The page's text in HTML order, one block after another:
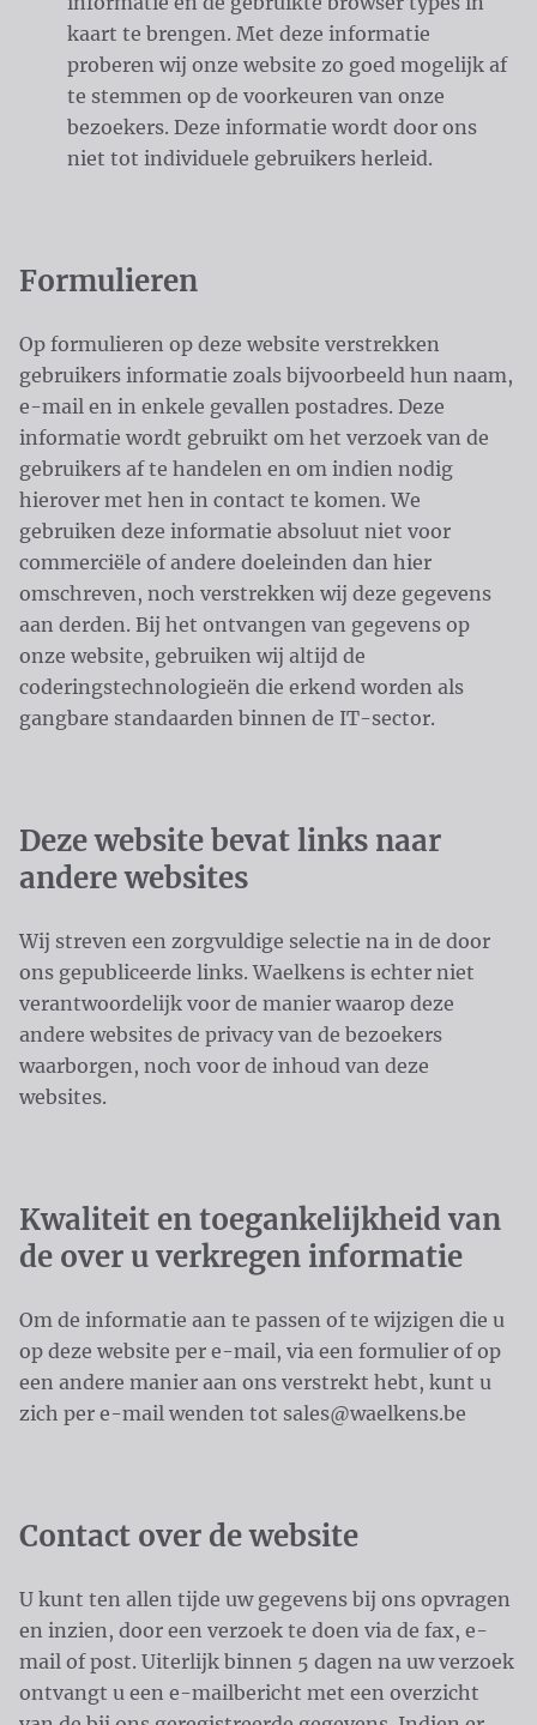
kaart te brengen. Met deze informatie
proberen wij onze website zo goed mogelijk af
te stemmen op de voorkeuren van onze
bezoekers. Deze informatie wordt door ons
niet tot individuele gebruikers herleid.
Formulieren
Op formulieren op deze website verstrekken
gebruikers informatie zoals bijvoorbeeld hun naam,
e-mail en in enkele gevallen postadres. Deze
informatie wordt gebruikt om het verzoek van de
gebruikers af te handelen en om indien nodig
hierover met hen in contact te komen. We
gebruiken deze informatie absoluut niet voor
commerciële of andere doeleinden dan hier
omschreven, noch verstrekken wij deze gegevens
aan derden. Bij het ontvangen van gegevens op
onze website, gebruiken wij altijd de
coderingstechnologieën die erkend worden als
gangbare standaarden binnen de IT-sector.
Deze website bevat links naar
andere websites
Wij streven een zorgvuldige selectie na in de door
ons gepubliceerde links. Waelkens is echter niet
verantwoordelijk voor de manier waarop deze
andere websites de privacy van de bezoekers
waarborgen, noch voor de inhoud van deze
websites.
Kwaliteit en toegankelijkheid van
de over u verkregen informatie
Om de informatie aan te passen of te wijzigen die u
op deze website per e-mail, via een formulier of op
een andere manier aan ons verstrekt hebt, kunt u
zich per e-mail wenden tot sales@waelkens.be
Contact over de website
U kunt ten allen tijde uw gegevens bij ons opvragen
en inzien, door een verzoek te doen via de fax, e-
mail of post. Uiterlijk binnen 5 dagen na uw verzoek
ontvangt u een e-mailbericht met een overzicht